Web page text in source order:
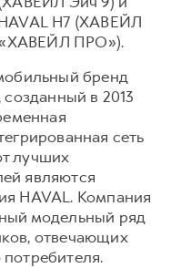
H7 (ХАВЕЙЛ
(«ХАВЕЙЛ ПРО»).
бренд
в 2013
сеть
лучших
являются
HAVAL. Компания
модельный ряд
отвечающих